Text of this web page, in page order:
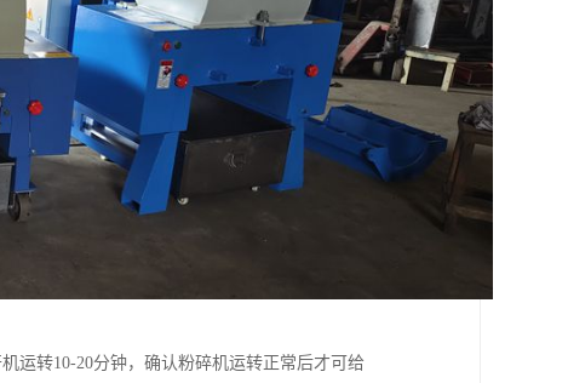
运转10-20分钟，确认粉碎机运转正常后才可给